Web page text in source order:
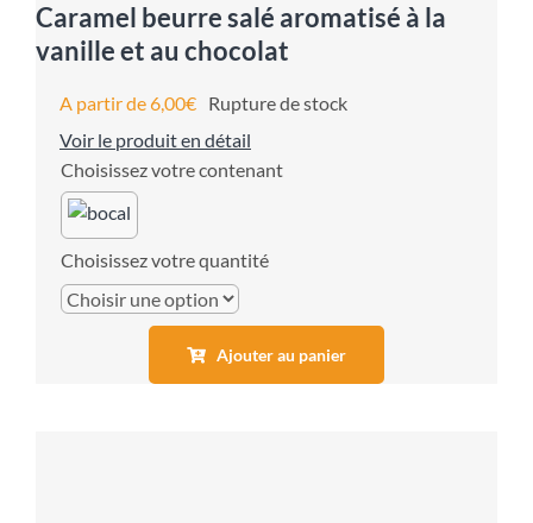
Caramel beurre salé aromatisé à la
vanille et au chocolat
A partir de6,00€ Rupture de stock
Voir le produit en détail
contenant
quantité
Ajouter au panier